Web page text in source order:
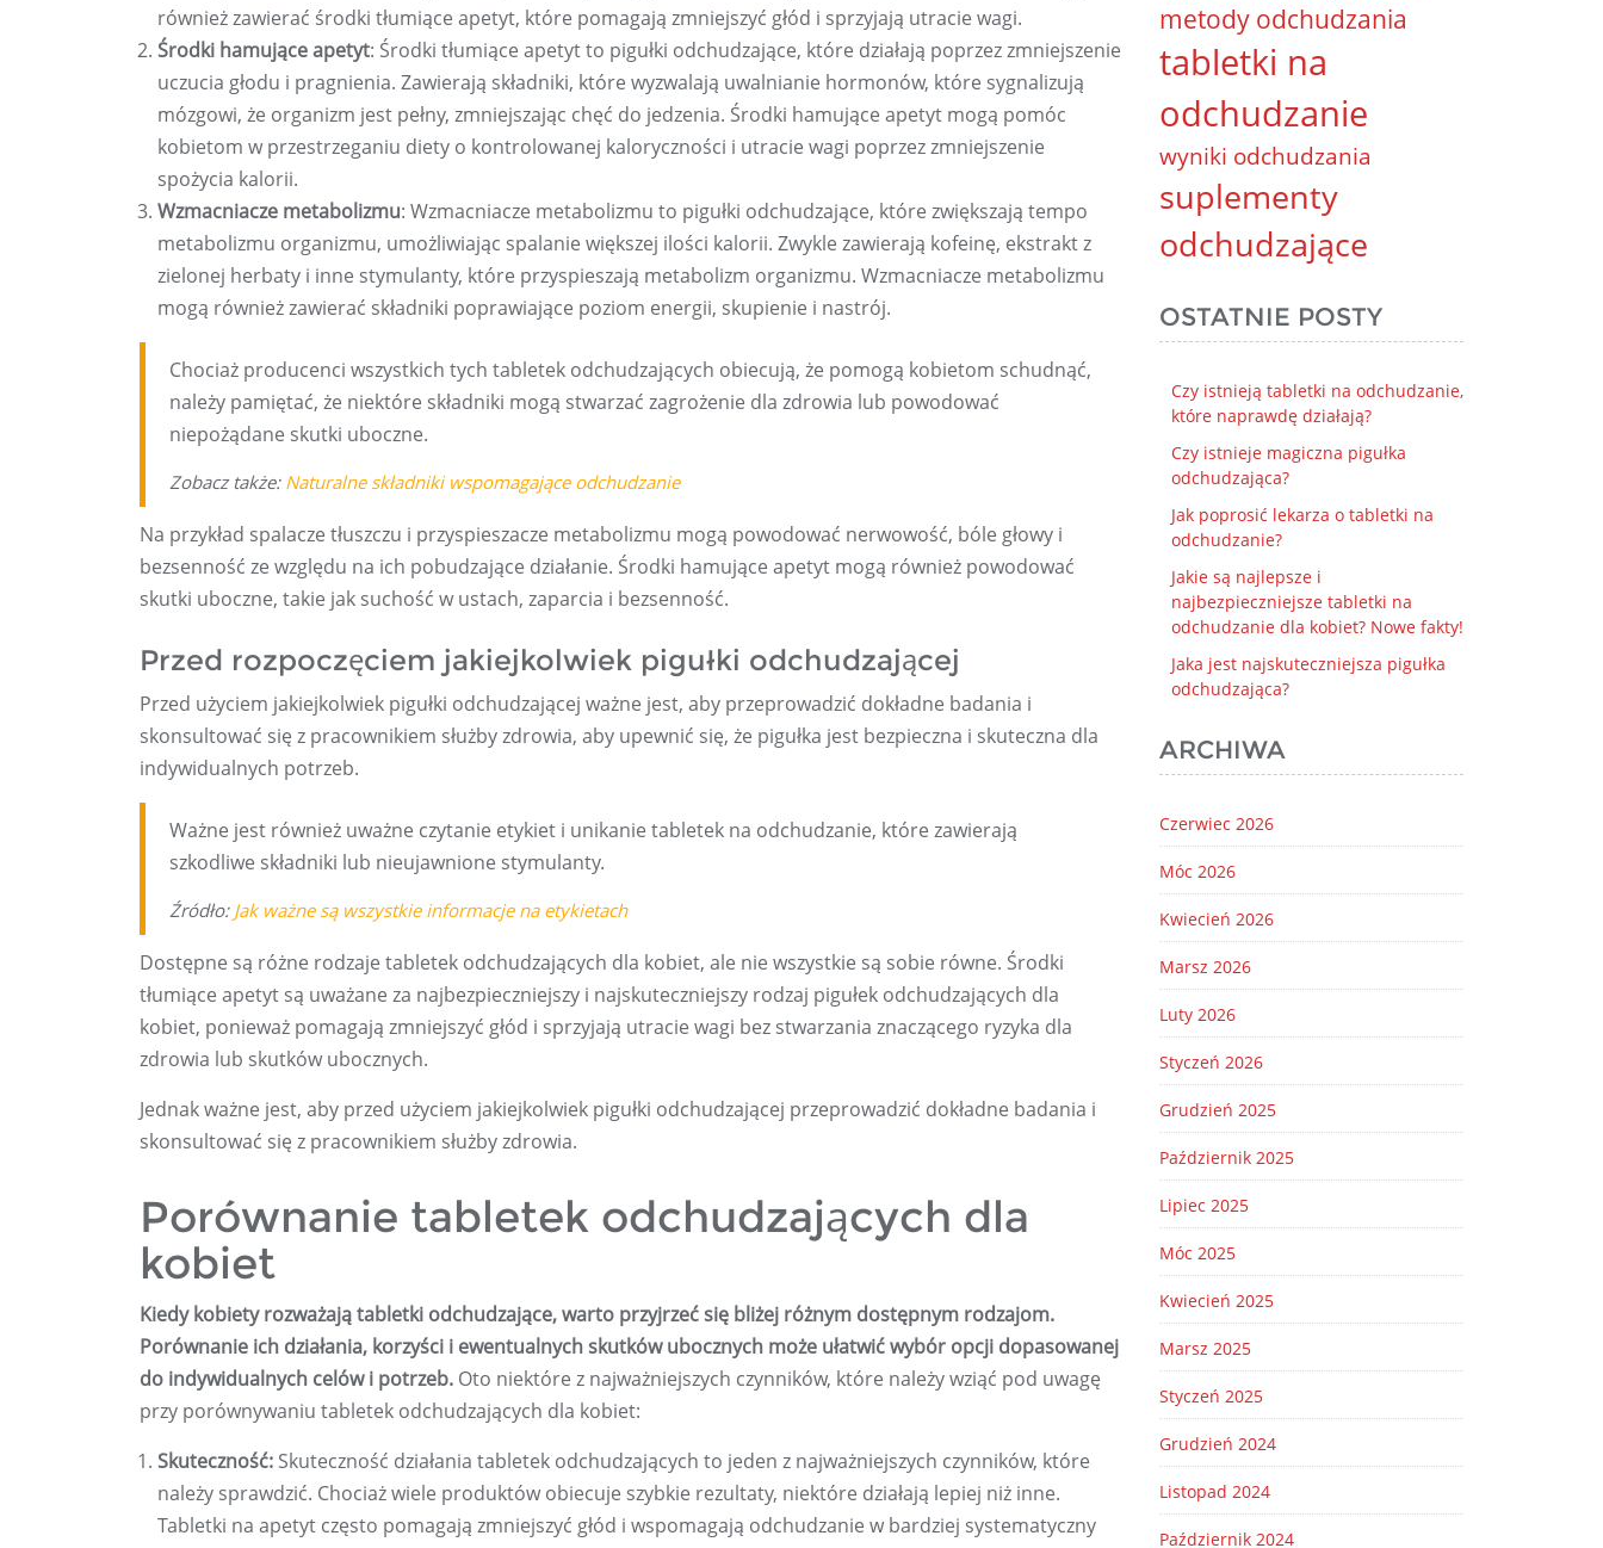
również zawierać środki tłumiące apetyt, które pomagają zmniejszyć głód i sprzyjają utracie wagi.
Środki hamujące apetyt: Środki tłumiące apetyt to pigułki odchudzające, które działają poprzez zmniejszenie
uczucia głodu i pragnienia. Zawierają składniki, które wyzwalają uwalnianie hormonów, które sygnalizują
mózgowi, że organizm jest pełny, zmniejszając chęć do jedzenia. Środki hamujące apetyt mogą pomóc
kobietom w przestrzeganiu diety o kontrolowanej kaloryczności i utracie wagi poprzez zmniejszenie
spożycia kalorii.
Wzmacniacze metabolizmu: Wzmacniacze metabolizmu to pigułki odchudzające, które zwiększają tempo
metabolizmu organizmu, umożliwiając spalanie większej ilości kalorii. Zwykle zawierają kofeinę, ekstrakt z
zielonej herbaty i inne stymulanty, które przyspieszają metabolizm organizmu. Wzmacniacze metabolizmu
mogą również zawierać składniki poprawiające poziom energii, skupienie i nastrój.
Chociaż producenci wszystkich tych tabletek odchudzających obiecują, że pomogą kobietom schudnąć,
należy pamiętać, że niektóre składniki mogą stwarzać zagrożenie dla zdrowia lub powodować
niepożądane skutki uboczne.
Zobacz także: Naturalne składniki wspomagające odchudzanie
Na przykład spalacze tłuszczu i przyspieszacze metabolizmu mogą powodować nerwowość, bóle głowy i
bezsenność ze względu na ich pobudzające działanie. Środki hamujące apetyt mogą również powodować
skutki uboczne, takie jak suchość w ustach, zaparcia i bezsenność.
Przed rozpoczęciem jakiejkolwiek pigułki odchudzającej
Przed użyciem jakiejkolwiek pigułki odchudzającej ważne jest, aby przeprowadzić dokładne badania i
skonsultować się z pracownikiem służby zdrowia, aby upewnić się, że pigułka jest bezpieczna i skuteczna dla
indywidualnych potrzeb.
Ważne jest również uważne czytanie etykiet i unikanie tabletek na odchudzanie, które zawierają
szkodliwe składniki lub nieujawnione stymulanty.
Źródło: Jak ważne są wszystkie informacje na etykietach
Dostępne są różne rodzaje tabletek odchudzających dla kobiet, ale nie wszystkie są sobie równe. Środki
tłumiące apetyt są uważane za najbezpieczniejszy i najskuteczniejszy rodzaj pigułek odchudzających dla
kobiet, ponieważ pomagają zmniejszyć głód i sprzyjają utracie wagi bez stwarzania znaczącego ryzyka dla
zdrowia lub skutków ubocznych.
Jednak ważne jest, aby przed użyciem jakiejkolwiek pigułki odchudzającej przeprowadzić dokładne badania i
skonsultować się z pracownikiem służby zdrowia.
Porównanie tabletek odchudzających dla
kobiet
Kiedy kobiety rozważają tabletki odchudzające, warto przyjrzeć się bliżej różnym dostępnym rodzajom.
Porównanie ich działania, korzyści i ewentualnych skutków ubocznych może ułatwić wybór opcji dopasowanej
do indywidualnych celów i potrzeb. Oto niektóre z najważniejszych czynników, które należy wziąć pod uwagę
przy porównywaniu tabletek odchudzających dla kobiet:
Skuteczność: Skuteczność działania tabletek odchudzających to jeden z najważniejszych czynników, które
należy sprawdzić. Chociaż wiele produktów obiecuje szybkie rezultaty, niektóre działają lepiej niż inne.
Tabletki na apetyt często pomagają zmniejszyć głód i wspomagają odchudzanie w bardziej systematyczny
metody odchudzania
tabletki na
odchudzanie
wyniki odchudzania
suplementy
odchudzające
OSTATNIE POSTY
Czy istnieją tabletki na odchudzanie,
które naprawdę działają?
Czy istnieje magiczna pigułka
odchudzająca?
Jak poprosić lekarza o tabletki na
odchudzanie?
Jakie są najlepsze i
najbezpieczniejsze tabletki na
odchudzanie dla kobiet? Nowe fakty!
Jaka jest najskuteczniejsza pigułka
odchudzająca?
ARCHIWA
Czerwiec 2026
Móc 2026
Kwiecień 2026
Marsz 2026
Luty 2026
Styczeń 2026
Grudzień 2025
Październik 2025
Lipiec 2025
Móc 2025
Kwiecień 2025
Marsz 2025
Styczeń 2025
Grudzień 2024
Listopad 2024
Październik 2024